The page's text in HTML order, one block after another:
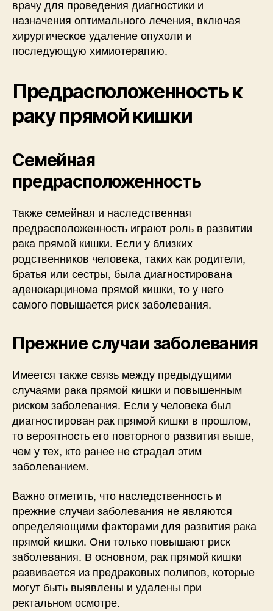
врачу для проведения диагностики и
назначения оптимального лечения, включая
хирургическое удаление опухоли и
последующую химиотерапию.
Предрасположенность к
раку прямой кишки
Семейная
предрасположенность
Также семейная и наследственная
предрасположенность играют роль в развитии
рака прямой кишки. Если у близких
родственников человека, таких как родители,
братья или сестры, была диагностирована
аденокарцинома прямой кишки, то у него
самого повышается риск заболевания.
Прежние случаи заболевания
Имеется также связь между предыдущими
случаями рака прямой кишки и повышенным
риском заболевания. Если у человека был
диагностирован рак прямой кишки в прошлом,
то вероятность его повторного развития выше,
чем у тех, кто ранее не страдал этим
заболеванием.
Важно отметить, что наследственность и
прежние случаи заболевания не являются
определяющими факторами для развития рака
прямой кишки. Они только повышают риск
заболевания. В основном, рак прямой кишки
развивается из предраковых полипов, которые
могут быть выявлены и удалены при
ректальном осмотре.